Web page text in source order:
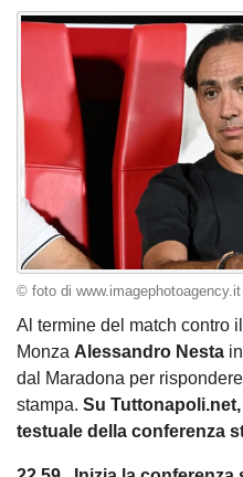
© foto di www.imagephotoagency.it
Al termine del match contro
Monza Alessandro Nesta
dal Maradona per
stampa. Su
testuale della conferenza